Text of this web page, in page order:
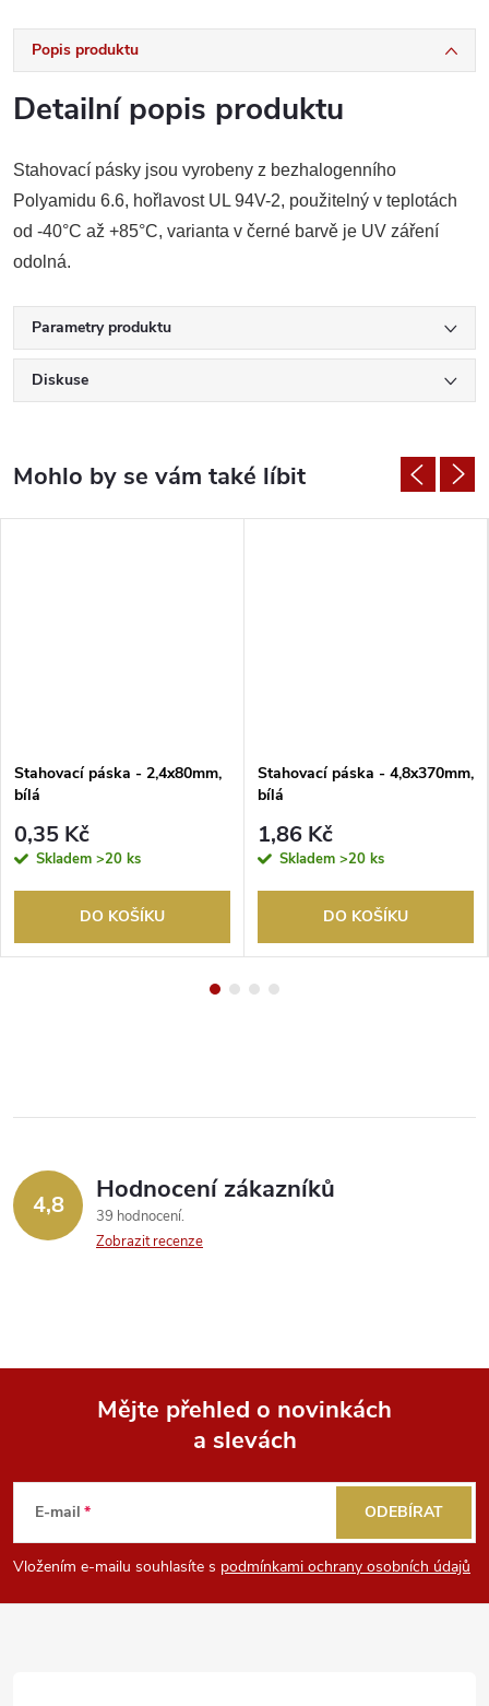
Popis produktu
Detailní popis produktu
Stahovací pásky jsou vyrobeny z bezhalogenního
Polyamidu 6.6, hořlavost UL 94V-2, použitelný v teplotách
od -40°C až +85°C, varianta v černé barvě je UV záření
odolná.
Parametry produktu
Diskuse
Stahovací páska - 2,4x80mm,
bílá
0,35 Kč
Skladem >20 ks
DO KOŠÍKU
Stahovací páska - 4,8x370mm,
bílá
1,86 Kč
Skladem >20 ks
DO KOŠÍKU
4,8 Hodnocení zákazníků
39 hodnocení
Zobrazit recenze
p
Mějte přehled o novinkách
a slevách
E-mail
Vložením e-mailu souhlasíte s podmínkami ochrany osobních údajů
ODEBÍRAT